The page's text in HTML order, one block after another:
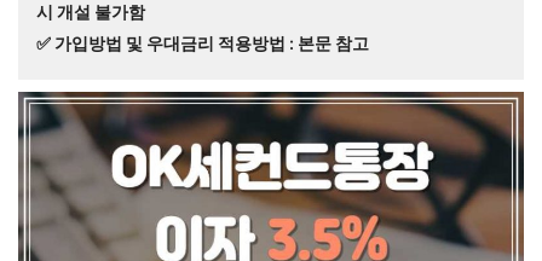
시 개설 불가함
✅ 가입방법 및 우대금리 적용방법 : 본문 참고